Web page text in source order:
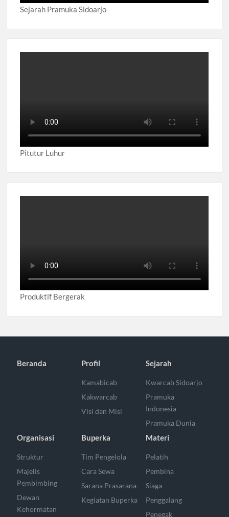
Sejarah Pramuka Sidoarjo
Pitutur Luhur
Produktif Bergerak
Beranda Profil
Kamabicab
Kakwarcab
Visi dan Misi
Sejarah
Kwarcab Sidoarjo
Pramuka
Indonesia
Pramuka Dunia
Organisasi
Struktur
Majelis
Pembimbing
Dewan
Kehormatan
Buperka
Tim Pengelola
Cara Sewa
Sarana Prasarana
Kegiatan Buperka
Materi
Pelatih
Pembina
Siaga
Penggalang
Penegak